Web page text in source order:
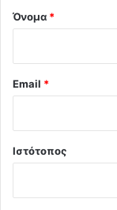
Όνομα *
Email *
Ιστότοπος